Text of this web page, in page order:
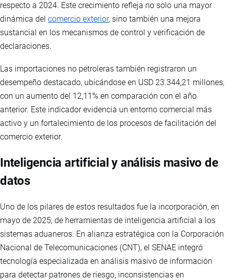
respecto a 2024. Este crecimiento refleja no solo una mayor
dinámica del comercio exterior, sino también una mejora
sustancial en los mecanismos de control y verificación de
declaraciones.
Las importaciones no petroleras también registraron un
desempeño destacado, ubicándose en USD 23.344,21 millones,
con un aumento del 12,11% en comparación con el año
anterior. Este indicador evidencia un entorno comercial más
activo y un fortalecimiento de los procesos de facilitación del
comercio exterior.
Inteligencia artificial y análisis masivo de
datos
Uno de los pilares de estos resultados fue la incorporación, en
mayo de 2025, de herramientas de inteligencia artificial a los
sistemas aduaneros. En alianza estratégica con la Corporación
Nacional de Telecomunicaciones (CNT), el SENAE integró
tecnología especializada en análisis masivo de información
para detectar patrones de riesgo, inconsistencias en